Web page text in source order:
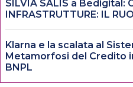
SILVIA SALIS a Bedigital:
INFRASTRUTTURE: IL
Klarna e la scalata al
Metamorfosi del Credito
BNPL